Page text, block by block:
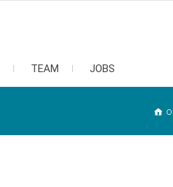
TEAM JOBS